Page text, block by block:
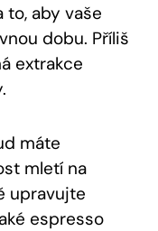
to, aby vaše
dobu. Příliš
extrakce
máte
mletí na
upravujte
espresso